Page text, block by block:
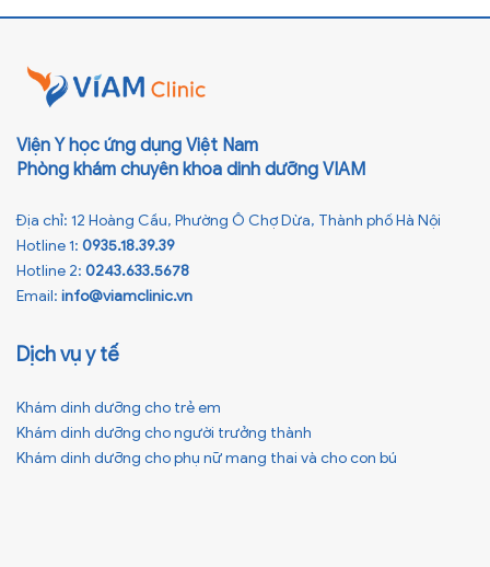
Viện Y học ứng dụng Việt Nam
Phòng khám chuyên khoa dinh dưỡng VIAM
Địa chỉ: 12 Hoàng Cầu, Phường Ô Chợ Dừa, Thành phố Hà Nội
Hotline 1: 0935.18.39.39
Hotline 2: 0243.633.5678
Email: info@viamclinic.vn
Dịch vụ y tế
Khám dinh dưỡng cho trẻ em
Khám dinh dưỡng cho người trưởng thành
Khám dinh dưỡng cho phụ nữ mang thai và cho con bú